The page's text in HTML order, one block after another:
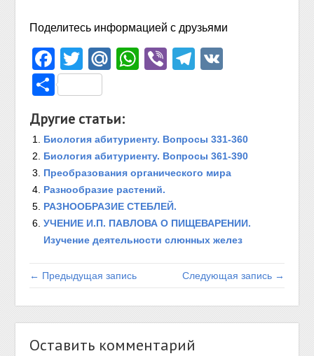
Поделитесь информацией с друзьями
Facebook
TwitterMail.Ru
WhatsApp
ViberTelegram
Отправить
Другие статьи:
Биология абитуриенту. Вопросы 331-360
Биология абитуриенту. Вопросы 361-390
Преобразования органического мира
Разнообразие растений.
РАЗНООБРАЗИЕ СТЕБЛЕЙ.
УЧЕНИЕ И.П. ПАВЛОВА О ПИЩЕВАРЕНИИ.
Изучение деятельности слюнных желез
← Предыдущая запись Следующая запись →
Оставить комментарий